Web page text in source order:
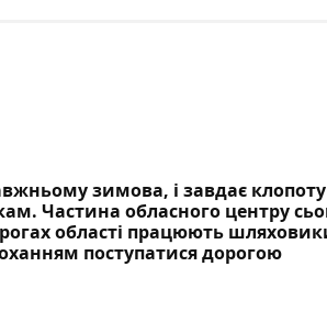
зимова, і завдає
Частина обласного центру
області працюють
поступатися дорогою